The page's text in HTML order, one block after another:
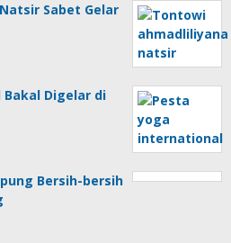
Sabet Gelar
Digelar di
Bersih-bersih